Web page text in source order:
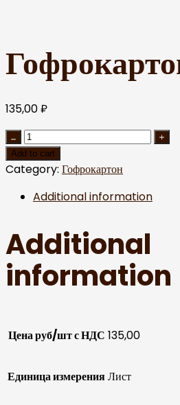
135,00₽
Add to cart
Category: Гофрокартон
Additional information
Additional
information
Цена руб/шт с НДС 135,00
Единица измеренияЛист